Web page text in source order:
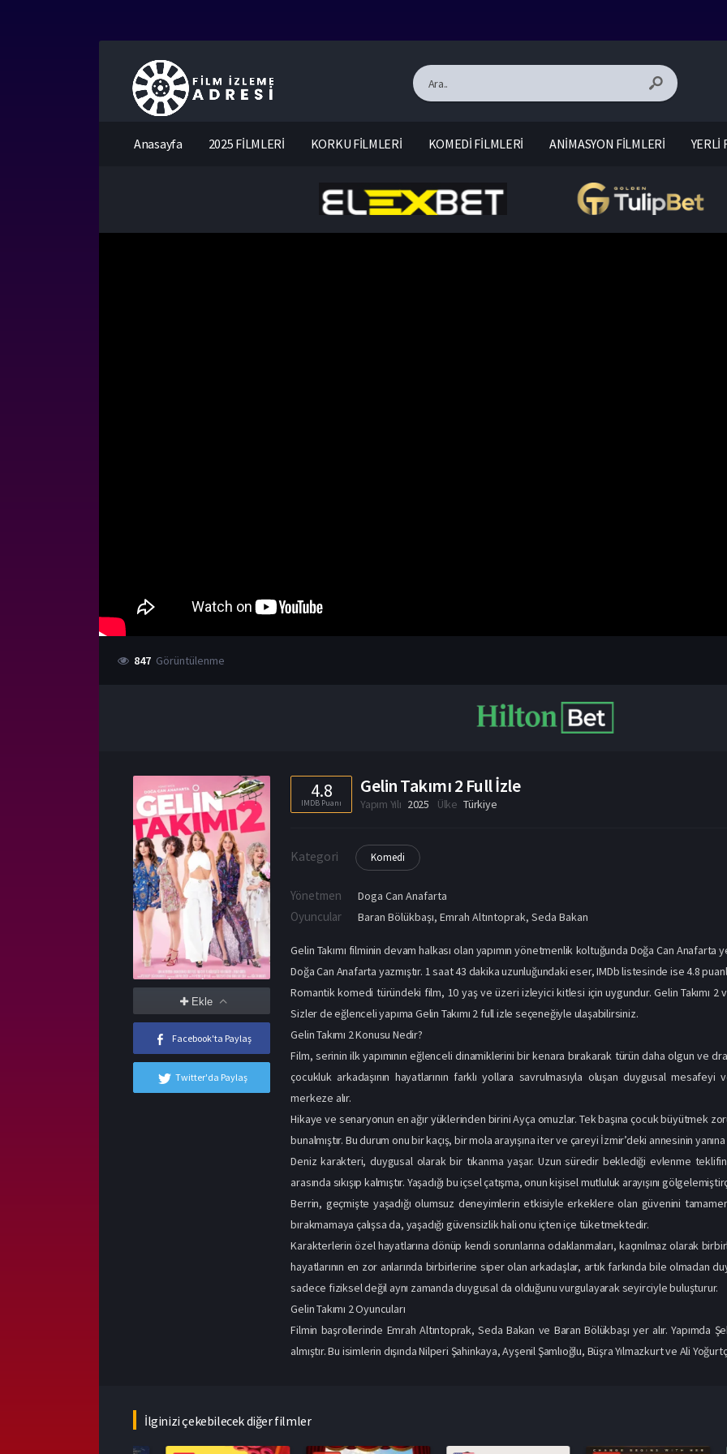
Anasayfa 2025 FİLMLERİ KORKU FİLMLERİ KOMEDİ FİLMLERİ ANİMASYON FİLMLERİ YERLİ
847 Görüntülenme
Ekle
Facebook'ta Paylaş
Twitter'da Paylaş
4.8
IMDB Puanı
Gelin Takımı 2 Full İzle
Yapım Yılı 2025 Ülke Türkiye
Kategori Komedi
Yönetmen Doga Can Anafarta
Oyuncular Baran Bölükbaşı,Emrah Altıntoprak,Seda Bakan
Gelin Takımı filminin devam halkası olan yapımın yönetmenlik koltuğunda Doğa Can Anafarta
Doğa Can Anafarta yazmıştır. 1 saat 43 dakika uzunluğundaki eser, IMDb listesinde ise 4.8
Romantik komedi türündeki film, 10 yaş ve üzeri izleyici kitlesi için uygundur. Gelin Takımı
Sizler de eğlenceli yapıma Gelin Takımı 2 full izle seçeneğiyle ulaşabilirsiniz.
Gelin Takımı 2 Konusu Nedir?
Film, serinin ilk yapımının eğlenceli dinamiklerini bir kenara bırakarak türün daha olgun ve
çocukluk arkadaşının hayatlarının farklı yollara savrulmasıyla oluşan duygusal
merkeze alır.
Hikaye ve senaryonun en ağır yüklerinden birini Ayça omuzlar. Tek başına çocuk büyütmek
bunalmıştır. Bu durum onu bir kaçış, bir mola arayışına iter ve çareyi İzmir’deki annesinin
Deniz karakteri, duygusal olarak bir tıkanma yaşar. Uzun süredir beklediği evlenme
arasında sıkışıp kalmıştır. Yaşadığı bu içsel çatışma, onun kişisel mutluluk arayışını
Berrin, geçmişte yaşadığı olumsuz deneyimlerin etkisiyle erkeklere olan güvenini
bırakmamaya çalışsa da, yaşadığı güvensizlik hali onu içten içe tüketmektedir.
Karakterlerin özel hayatlarına dönüp kendi sorunlarına odaklanmaları, kaçınılmaz olarak
hayatlarının en zor anlarında birbirlerine siper olan arkadaşlar, artık farkında bile olmadan
sadece fiziksel değil aynı zamanda duygusal da olduğunu vurgulayarak seyirciyle buluşturur.
Gelin Takımı 2 Oyuncuları
Filmin başrollerinde Emrah Altıntoprak, Seda Bakan ve Baran Bölükbaşı yer alır. Yapımda
almıştır. Bu isimlerin dışında Nilperi Şahinkaya, Ayşenil Şamlıoğlu, Büşra Yılmazkurt ve Ali
İlginizi çekebilecek diğer filmler